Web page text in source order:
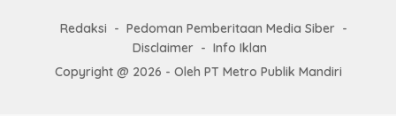
Redaksi
Pedoman Pemberitaan Media Siber
Disclaimer
Info Iklan
Copyright @ 2026 - Oleh PT Metro Publik Mandiri